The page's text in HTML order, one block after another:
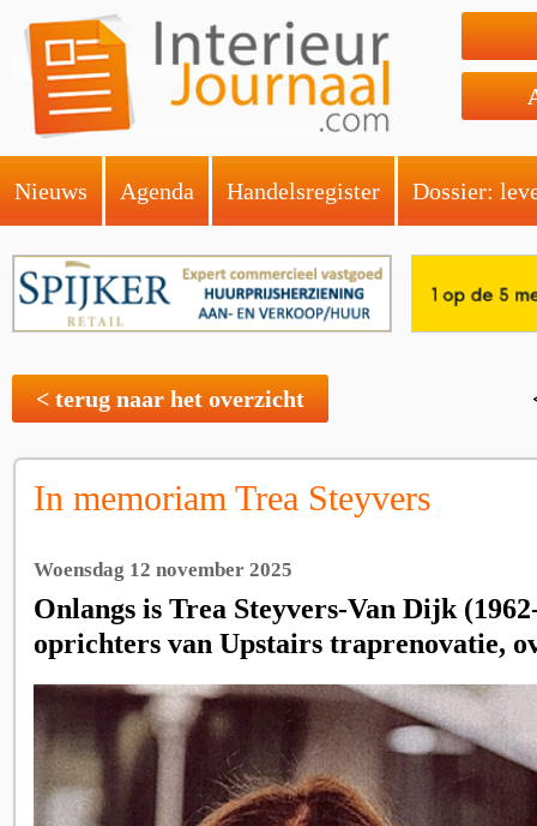
Nieuws Agenda Handelsregister Dossier:
< terug naar het overzicht
In memoriam Trea Steyvers
Woensdag 12 november 2025
Onlangs is Trea Steyvers-Van Dijk
oprichters van Upstairs traprenovatie,